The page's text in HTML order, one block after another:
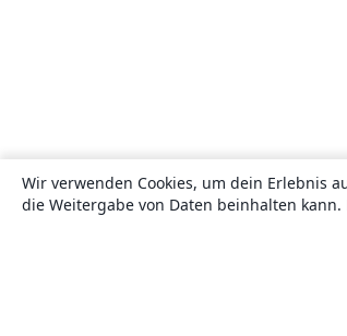
Wir verwenden Cookies, um dein Erlebnis
die Weitergabe von Daten beinhalten